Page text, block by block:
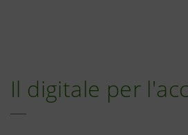
Il digitale per